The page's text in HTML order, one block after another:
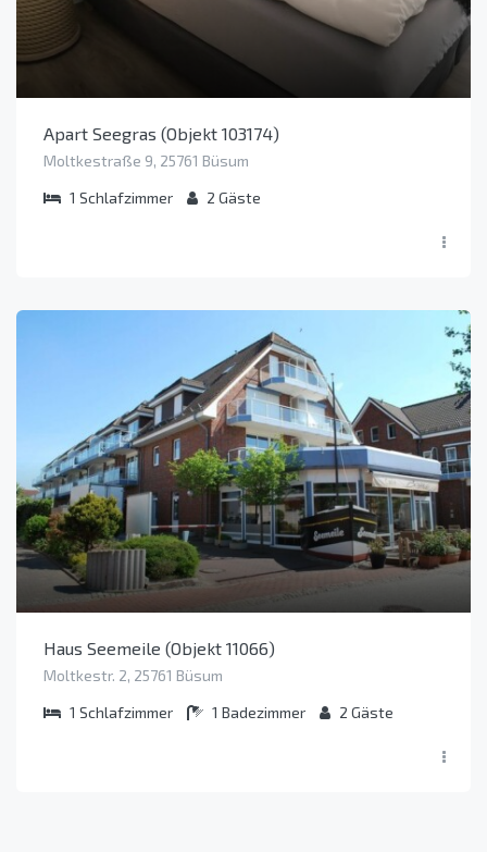
Apart Seegras (Objekt 103174)
Moltkestraße 9, 25761 Büsum
1 Schlafzimmer 2 Gäste
Haus Seemeile (Objekt 11066)
Moltkestr. 2, 25761 Büsum
1 Schlafzimmer 1 Badezimmer 2 Gäste